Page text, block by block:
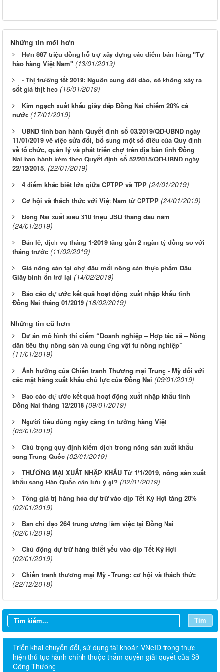
Những tin mới hơn
Hơn 887 triệu đồng hỗ trợ xây dựng các điểm bán hàng "Tự
hào hàng Việt Nam" (13/01/2019)
- Thị trường tết 2019: Nguồn cung dồi dào, sẽ không xảy ra
sốt giá thịt heo (16/01/2019)
Kim ngạch xuất khẩu giày dép Đồng Nai chiếm 20% cả
nước (17/01/2019)
UBND tỉnh ban hành Quyết định số 03/2019/QĐ-UBND ngày
11/01/2019 về việc sửa đổi, bổ sung một số điều của Quy định
về tổ chức, quản lý và phát triển chợ trên địa bàn tỉnh Đồng
Nai ban hành kèm theo Quyết định số 52/2015/QĐ-UBND ngày
22/12/2015. (22/01/2019)
4 điểm khác biệt lớn giữa CPTPP và TPP (24/01/2019)
Cơ hội và thách thức với Việt Nam từ CPTPP (24/01/2019)
Đồng Nai xuất siêu 310 triệu USD tháng đầu năm
(24/01/2019)
Bán lẻ, dịch vụ tháng 1-2019 tăng gần 2 ngàn tỷ đồng so với
tháng trước (11/02/2019)
Giá nông sản tại chợ đầu mối nông sản thực phẩm Dầu
Giây bình ổn trở lại (14/02/2019)
Báo cáo dự ước kết quả hoạt động xuất nhập khẩu tỉnh
Đồng Nai tháng 01/2019 (18/02/2019)
Những tin cũ hơn
Dự án mô hình thí điểm “Doanh nghiệp – Hợp tác xã – Nông
dân tiêu thụ nông sản và cung ứng vật tư nông nghiệp”
(11/01/2019)
Ảnh hưởng của Chiến tranh Thương mại Trung - Mỹ đối với
các mặt hàng xuất khẩu chủ lực của Đồng Nai (09/01/2019)
Báo cáo dự ước kết quả hoạt động xuất nhập khẩu tỉnh
Đồng Nai tháng 12/2018 (09/01/2019)
Người tiêu dùng ngày càng tin tưởng hàng Việt
(05/01/2019)
Chú trọng quy định kiểm dịch trong nông sản xuất khẩu
sang Trung Quốc (02/01/2019)
THƯƠNG MẠI XUẤT NHẬP KHẨU Từ 1/1/2019, nông sản xuất
khẩu sang Hàn Quốc cần lưu ý gì? (02/01/2019)
Tổng giá trị hàng hóa dự trữ vào dịp Tết Kỷ Hợi tăng 20%
(02/01/2019)
Ban chỉ đạo 264 trung ương làm việc tại Đồng Nai
(02/01/2019)
Chủ động dự trữ hàng thiết yếu vào dịp Tết Kỷ Hợi
(02/01/2019)
Chiến tranh thương mại Mỹ - Trung: cơ hội và thách thức
(22/12/2018)
Tìm
Triển khai chuyển đổi, sử dụng tài khoản VNeID trong thực
hiện thủ tục hành chính thuộc thẩm quyền giải quyết của Sở
Công Thương